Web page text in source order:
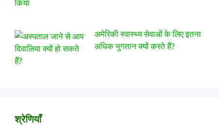
अमेरिकी स्वास्थ्य सेवाओं के लिए इतना
अधिक भुगतान क्यों करते हैं?
श्रेणियाँ